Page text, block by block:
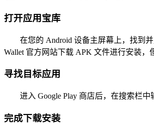
打开应用宝库
在您的 Android 设备主屏幕上，找到
Wallet 官方网站下载 APK 文件进行安装
寻找目标应用
进入 Google Play 商店后，在搜索栏中
完成下载安装